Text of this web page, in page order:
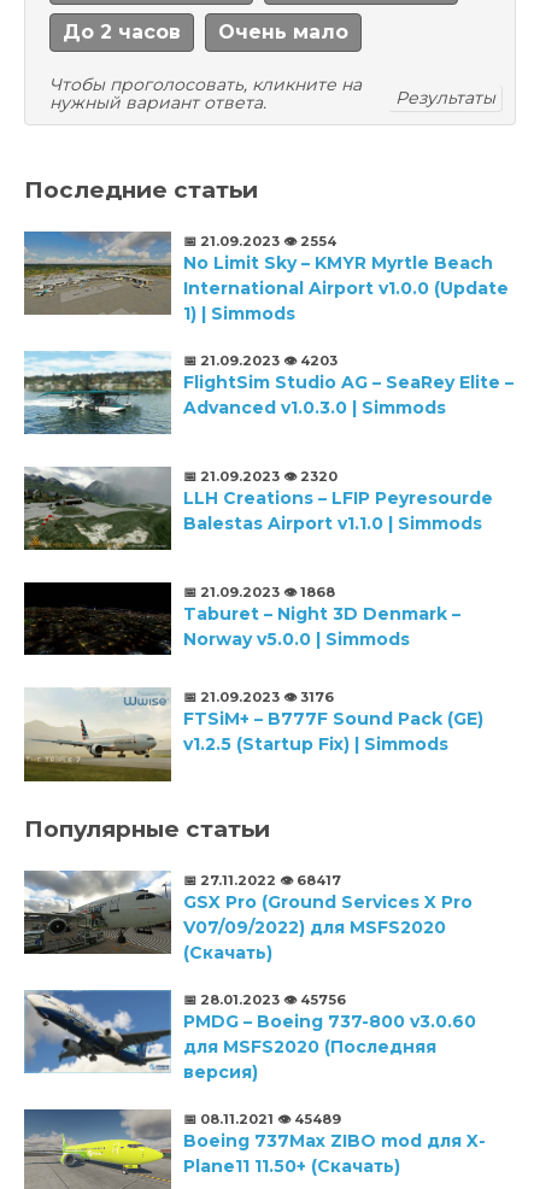
До 2 часов Очень мало
Чтобы проголосовать, кликните на
нужный вариант ответа.
Результаты
Последние статьи
📅 21.09.2023 👁️ 2554
No Limit Sky – KMYR Myrtle Beach
International Airport v1.0.0 (Update
1) | Simmods
📅 21.09.2023 👁️ 4203
FlightSim Studio AG – SeaRey Elite –
Advanced v1.0.3.0 | Simmods
📅 21.09.2023 👁️ 2320
LLH Creations – LFIP Peyresourde
Balestas Airport v1.1.0 | Simmods
📅 21.09.2023 👁️ 1868
Taburet – Night 3D Denmark –
Norway v5.0.0 | Simmods
📅 21.09.2023 👁️ 3176
FTSiM+ – B777F Sound Pack (GE)
v1.2.5 (Startup Fix) | Simmods
Популярные статьи
📅 27.11.2022 👁️ 68417
GSX Pro (Ground Services X Pro
V07/09/2022) для MSFS2020
(Скачать)
📅 28.01.2023 👁️ 45756
PMDG – Boeing 737-800 v3.0.60
для MSFS2020 (Последняя
версия)
📅 08.11.2021 👁️ 45489
Boeing 737Max ZIBO mod для X-
Plane11 11.50+ (Скачать)